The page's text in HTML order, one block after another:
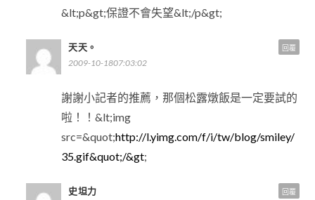
&lt;p&gt;保證不會失望&lt;/p&gt;
天天。
2009-10-1807:03:02
謝謝小記者的推薦，那個松露燉飯是一定要試的
啦！！&lt;img
src=&quot;http://l.yimg.com/f/i/tw/blog/smiley/
35.gif&quot;/&gt;
回覆
史坦力 回覆